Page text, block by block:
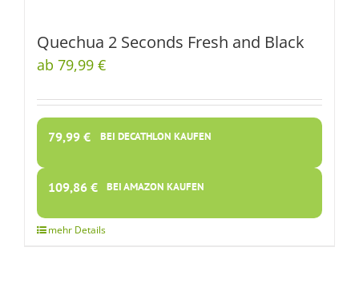
Quechua 2 Seconds Fresh and Black
ab 79,99 €
79,99 € BEI DECATHLON KAUFEN
109,86 € BEI AMAZON KAUFEN